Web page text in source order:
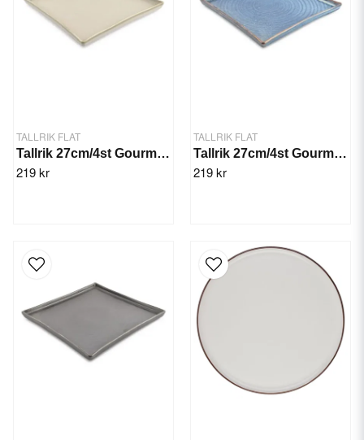
TALLRIK FLAT
Tallrik 27cm/4st Gourme Grön
219 kr
TALLRIK FLAT
Tallrik 27cm/4st Gourme Blå
219 kr